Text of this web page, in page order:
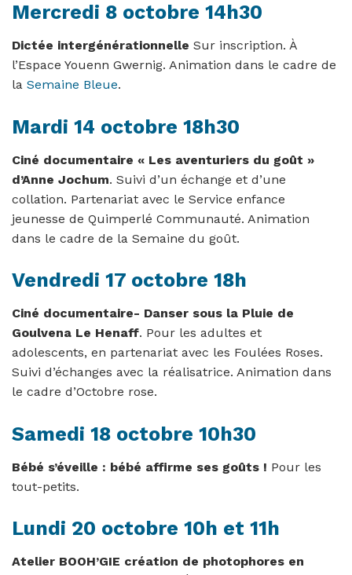
Mercredi 8 octobre 14h30
Dictée intergénérationnelle Sur inscription. À
l’Espace Youenn Gwernig. Animation dans le cadre de
la Semaine Bleue.
Mardi 14 octobre 18h30
Ciné documentaire « Les aventuriers du goût »
d’Anne Jochum. Suivi d’un échange et d’une
collation. Partenariat avec le Service enfance
jeunesse de Quimperlé Communauté. Animation
dans le cadre de la Semaine du goût.
Vendredi 17 octobre 18h
Ciné documentaire- Danser sous la Pluie de
Goulvena Le Henaff. Pour les adultes et
adolescents, en partenariat avec les Foulées Roses.
Suivi d’échanges avec la réalisatrice. Animation dans
le cadre d’Octobre rose.
Samedi 18 octobre 10h30
Bébé s’éveille : bébé affirme ses goûts ! Pour les
tout-petits.
Lundi 20 octobre 10h et 11h
Atelier BOOH’GIE création de photophores en